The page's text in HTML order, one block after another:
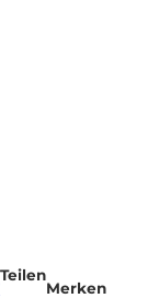
Teilen
Merken